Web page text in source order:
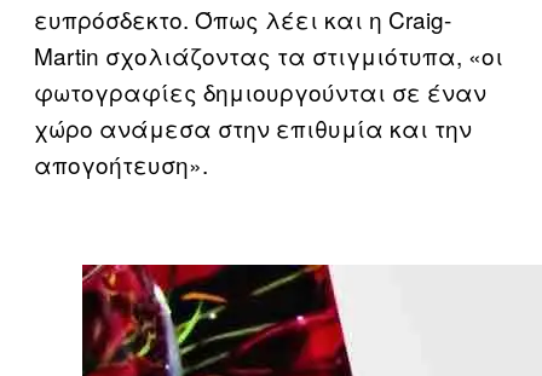
ευπρόσδεκτο. Όπως λέει και η Craig-
Martin σχολιάζοντας τα στιγμιότυπα, «οι
φωτογραφίες δημιουργούνται σε έναν
χώρο ανάμεσα στην επιθυμία και την
απογοήτευση».